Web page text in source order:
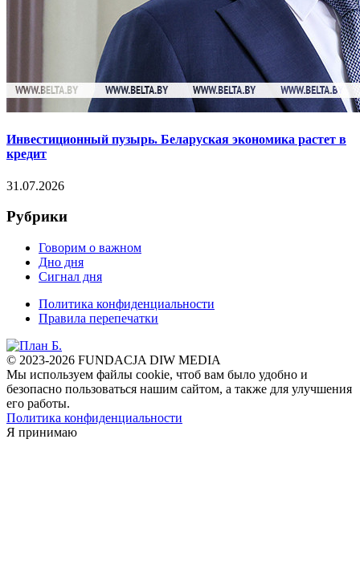
Инвестиционный пузырь. Беларуская экономика растет в
кредит
31.07.2026
Рубрики
Говорим о важном
Дно дня
Сигнал дня
Политика конфиденциальности
Правила перепечатки
© 2023-2026 FUNDACJA DIW MEDIA
Мы используем файлы cookie, чтоб вам было удобно и
безопасно пользоваться нашим сайтом, а также для улучшения
его работы.
Политика конфиденциальности
Я принимаю